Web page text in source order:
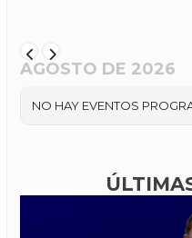
AGOSTO DE 2026
NO HAY EVENTOS